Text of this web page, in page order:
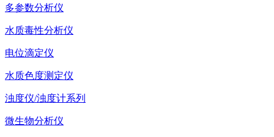
多参数分析仪
水质毒性分析仪
电位滴定仪
水质色度测定仪
浊度仪/浊度计系列
微生物分析仪